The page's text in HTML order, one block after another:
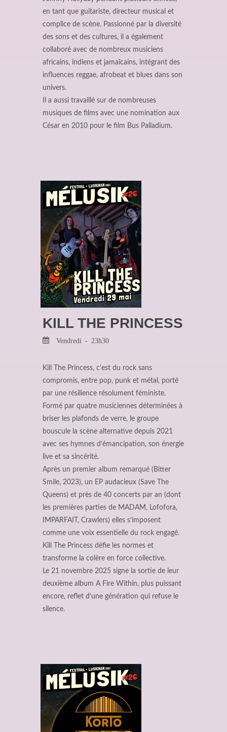
en tant que guitariste, directeur musical et
complice de scène. Passionné par la diversité
des sons et des cultures, il a également
collaboré avec de nombreux musiciens
africains, indiens et jamaïcains, intégrant des
influences reggae, afrobeat et blues dans son
univers.
Il a aussi travaillé sur de nombreuses
musiques de films avec une nomination aux
César en 2010 pour le film Bus Palladium.
KILL THE PRINCESS
Vendredi - 23h30
Kill The Princess, c’est du rock sans
compromis, entre pop, punk et métal, porté
par une résilience résolument féministe.
Formé par quatre musiciennes déterminées à
briser les plafonds de verre, le groupe
bouscule la scène alternative depuis 2021
avec ses hymnes d’émancipation, son énergie
live et sa sincérité.
Après un premier album remarqué (Bitter
Smile, 2023), un EP audacieux (Save The
Queens) et près de 40 concerts par an (dont
les premières parties de MADAM, Lofofora,
IMPARFAIT, Crawlers) elles s’imposent
comme une voix essentielle du rock engagé.
Kill The Princess défie les normes et
transforme la colère en force collective.
Le 21 novembre 2025 signe la sortie de leur
deuxième album A Fire Within, plus puissant
encore, reflet d’une génération qui refuse le
silence.